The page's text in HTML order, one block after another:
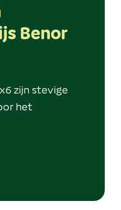
Benor
zijn stevige
het